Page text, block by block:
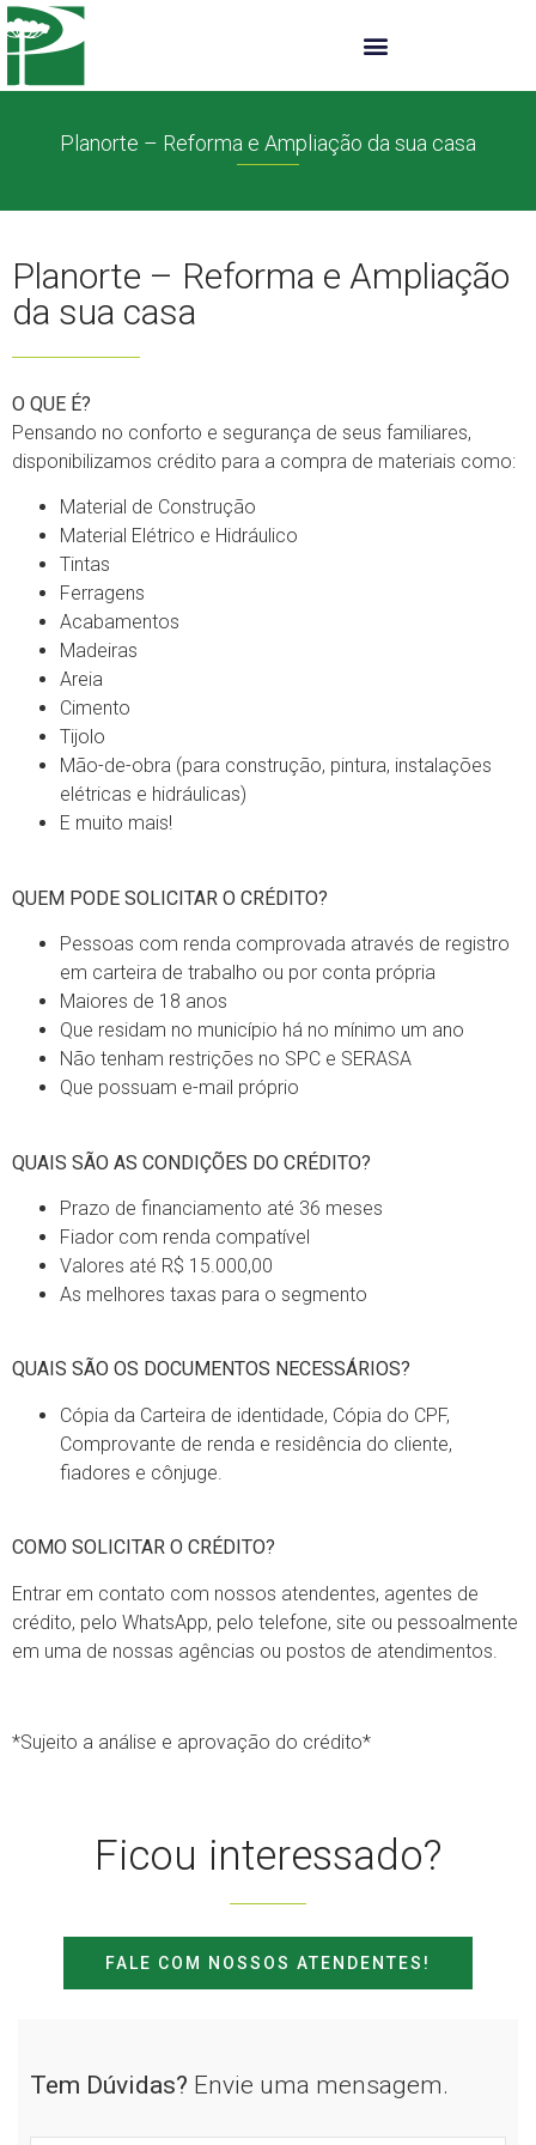
Planorte – Reforma e Ampliação da sua casa
Planorte – Reforma e Ampliação
da sua casa
O QUE É?
Pensando no conforto e segurança de seus familiares,
disponibilizamos crédito para a compra de materiais como:
Material de Construção
Material Elétrico e Hidráulico
Tintas
Ferragens
Acabamentos
Madeiras
Areia
Cimento
Tijolo
Mão-de-obra (para construção, pintura, instalações
elétricas e hidráulicas)
E muito mais!
QUEM PODE SOLICITAR O CRÉDITO?
Pessoas com renda comprovada através de registro
em carteira de trabalho ou por conta própria
Maiores de 18 anos
Que residam no município há no mínimo um ano
Não tenham restrições no SPC e SERASA
Que possuam e-mail próprio
QUAIS SÃO AS CONDIÇÕES DO CRÉDITO?
Prazo de financiamento até 36 meses
Fiador com renda compatível
Valores até R$ 15.000,00
As melhores taxas para o segmento
QUAIS SÃO OS DOCUMENTOS NECESSÁRIOS?
Cópia da Carteira de identidade, Cópia do CPF,
Comprovante de renda e residência do cliente,
fiadores e cônjuge.
COMO SOLICITAR O CRÉDITO?
Entrar em contato com nossos atendentes, agentes de
crédito, pelo WhatsApp, pelo telefone, site ou pessoalmente
em uma de nossas agências ou postos de atendimentos.
*Sujeito a análise e aprovação do crédito*
Ficou interessado?
FALE COM NOSSOS ATENDENTES!
Tem Dúvidas? Envie uma mensagem.